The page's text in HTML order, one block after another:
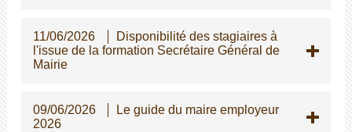
11/06/2026
Disponibilité des stagiaires à
l'issue de la formation Secrétaire Général de
Mairie
09/06/2026
Le guide du maire employeur
2026